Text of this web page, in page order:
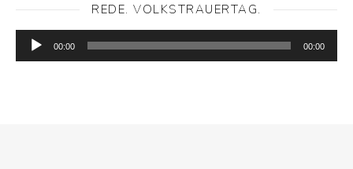
REDE. VOLKSTRAUERTAG.
Audio-
Player
00:00 00:00